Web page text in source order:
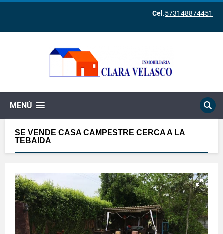
Cel.573148874451
MENÚ
SE VENDE CASA CAMPESTRE CERCA A LA
TEBAIDA